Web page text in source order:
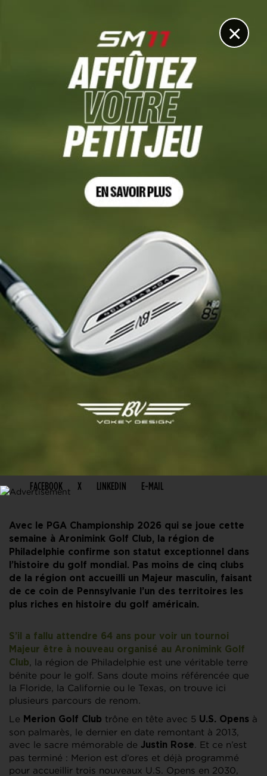
×
FACEBOOK X LINKEDIN E-MAIL
Avec le PGA Championship 2026 qui se joue cette
semaine à Aronimink Golf Club, la région de
Philadelphie confirme son statut exceptionnel dans
l’histoire du golf mondial. Pas moins de cinq clubs
de la région ont accueilli un Majeur masculin, faisant
de ce coin de Pennsylvanie l’un des territoires les
plus riches en histoire du golf américain.
S’il a fallu attendre 64 ans pour voir un tournoi
Majeur être à nouveau organisé au Aronimink Golf
Club, la région de Philadelphie est une véritable terre
bénite pour le golf. Sans doute moins référencée que
la Floride, la Californie ou le Texas, on trouve ici
plusieurs parcours de renom.
Le Merion Golf Club trône en tête avec 5 U.S. Opens à
son palmarès, le dernier en date remontant à 2013,
avec le sacre mémorable de Justin Rose. Et ce n’est
pas terminé : Merion est d’ores et déjà programmé
pour accueillir trois nouveaux U.S. Opens en 2030,